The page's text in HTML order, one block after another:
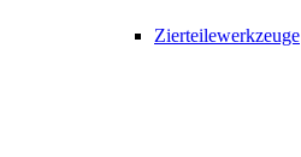
Zierteilewerkzeuge